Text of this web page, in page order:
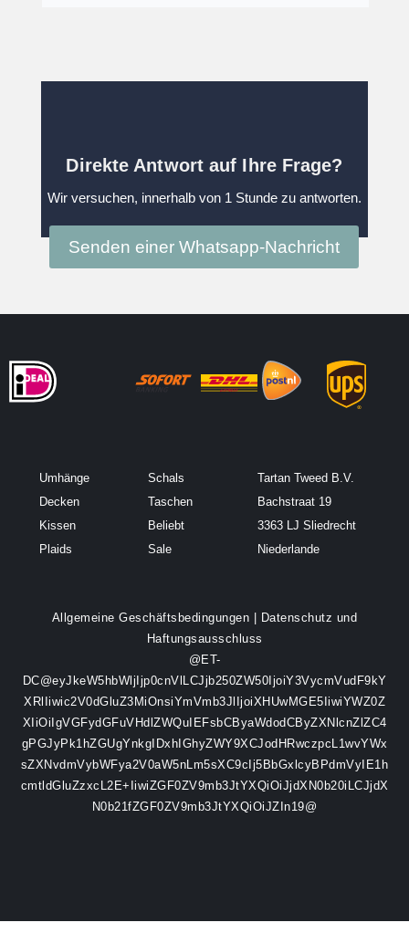
Direkte Antwort auf Ihre Frage?
Wir versuchen, innerhalb von 1 Stunde zu antworten.
Senden einer Whatsapp-Nachricht
Umhänge
Decken
Kissen
Plaids
Schals
Taschen
Beliebt
Sale
Tartan Tweed B.V.
Bachstraat 19
3363 LJ Sliedrecht
Niederlande
Allgemeine Geschäftsbedingungen
Datenschutz und
Haftungsausschluss
@ET-
DC@eyJkeW5hbWljIjp0cnVlLCJjb250ZW50IjoiY3VycmVudF9kY
XRlIiwic2V0dGluZ3MiOnsiYmVmb3JlIjoiXHUwMGE5IiwiYWZ0Z
XIiOiIgVGFydGFuVHdlZWQuIEFsbCByaWdodCByZXNlcnZlZC4
gPGJyPk1hZGUgYnkgIDxhIGhyZWY9XCJodHRwczpcL1wvYWx
sZXNvdmVybWFya2V0aW5nLm5sXC9cIj5BbGxlcyBPdmVyIE1h
cmtldGluZzxcL2E+IiwiZGF0ZV9mb3JtYXQiOiJjdXN0b20iLCJjdX
N0b21fZGF0ZV9mb3JtYXQiOiJZIn19@